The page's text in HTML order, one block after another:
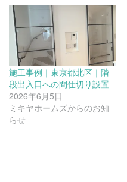
施工事例｜東京都北区｜階
段出入口への間仕切り設置
2026年6月5日
ミキヤホームズからのお知
らせ